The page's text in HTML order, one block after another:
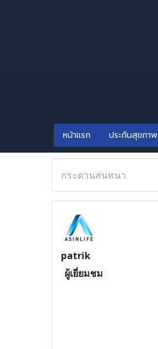
หน้าแรก ประกันสุขภาพ
กระดานสนทนา
patrik
ผู้เยี่ยมชม